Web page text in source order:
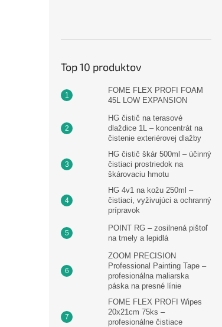
Top 10 produktov
FOME FLEX PROFI FOAM
45L LOW EXPANSION
HG čistič na terasové
dlaždice 1L – koncentrát na
čistenie exteriérovej dlažby
HG čistič škár 500ml – účinný
čistiaci prostriedok na
škárovaciu hmotu
HG 4v1 na kožu 250ml –
čistiaci, vyživujúci a ochranný
prípravok
POINT RG – zosilnená pištoľ
na tmely a lepidlá
ZOOM PRECISION
Professional Painting Tape –
profesionálna maliarska
páska na presné línie
FOME FLEX PROFI Wipes
20x21cm 75ks –
profesionálne čistiace